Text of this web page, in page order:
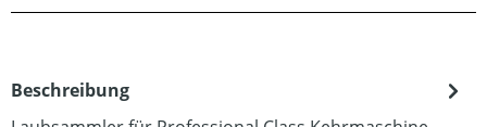
Beschreibung